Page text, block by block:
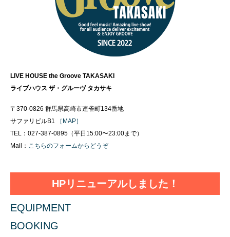
LIVE HOUSE the Groove TAKASAKI
ライブハウス ザ・グルーヴ タカサキ
〒370-0826 群馬県高崎市連雀町134番地
サファリビルB1
［MAP］
TEL：027-387-0895（平日15:00〜23:00まで）
Mail： こちらのフォームからどうぞ
HPリニューアルしました！
EQUIPMENT
BOOKING